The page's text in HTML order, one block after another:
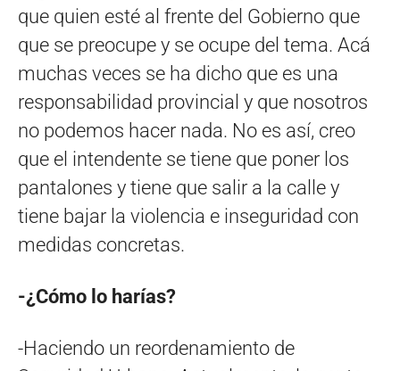
que quien esté al frente del Gobierno que
que se preocupe y se ocupe del tema. Acá
muchas veces se ha dicho que es una
responsabilidad provincial y que nosotros
no podemos hacer nada. No es así, creo
que el intendente se tiene que poner los
pantalones y tiene que salir a la calle y
tiene bajar la violencia e inseguridad con
medidas concretas.
-¿Cómo lo harías?
-Haciendo un reordenamiento de